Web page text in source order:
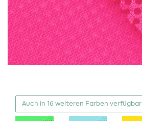
Auch in 16 weiteren Farben verfügbar